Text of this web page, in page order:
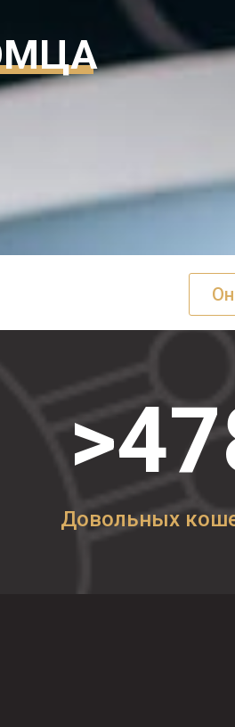
кошек.
Довольных